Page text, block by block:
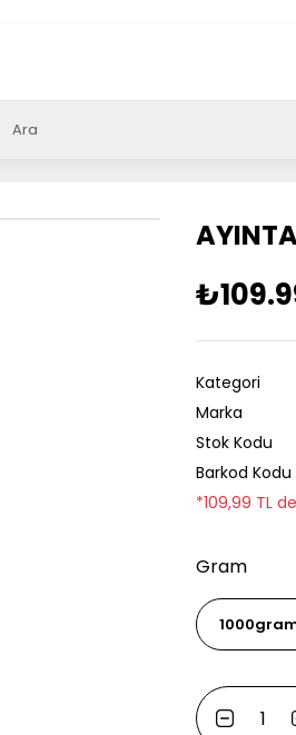
Kategori
Marka
Stok Kodu
Barkod Kodu
*109,99 TL
Gram